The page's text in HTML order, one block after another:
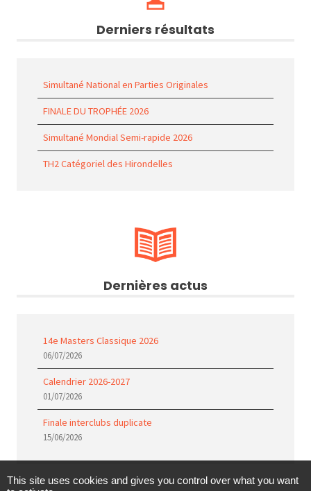
Derniers résultats
Simultané National en Parties Originales
FINALE DU TROPHÉE 2026
Simultané Mondial Semi-rapide 2026
TH2 Catégoriel des Hirondelles
Dernières actus
14e Masters Classique 2026
06/07/2026
Calendrier 2026-2027
01/07/2026
Finale interclubs duplicate
15/06/2026
This site uses cookies and gives you control over what you want